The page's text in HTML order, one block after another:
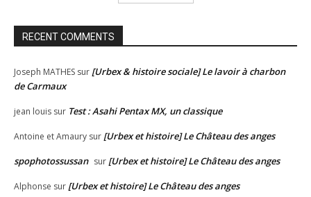
RECENT COMMENTS
Joseph MATHES sur [Urbex & histoire sociale] Le lavoir à charbon
de Carmaux
jean louis sur Test : Asahi Pentax MX, un classique
Antoine et Amaury sur [Urbex et histoire] Le Château des anges
spophotossussan sur [Urbex et histoire] Le Château des anges
Alphonse sur [Urbex et histoire] Le Château des anges